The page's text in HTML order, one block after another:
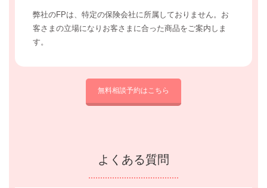
弊社のFPは、特定の保険会社に所属しておりません。 お
客さまの立場になりお客さまに合った商品をご案内しま
す。
無料相談予約はこちら
よくある質問